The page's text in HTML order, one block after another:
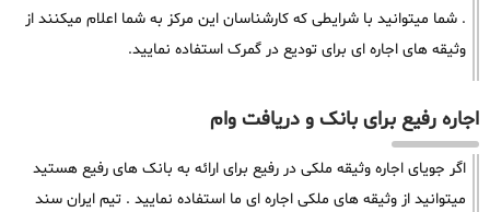
. شما میتوانید با شرایطی که کارشناسان این مرکز به شما اعلام میکنند از
وثیقه های اجاره ای برای تودیع در گمرک استفاده نمایید.
اجاره رفیع برای بانک و دریافت وام
اگر جویای اجاره وثیقه ملکی در رفیع برای ارائه به بانک های رفیع هستید
میتوانید از وثیقه های ملکی اجاره ای ما استفاده نمایید . تیم ایران سند